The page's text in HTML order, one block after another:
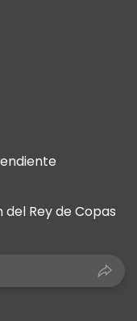
Rey de Copas